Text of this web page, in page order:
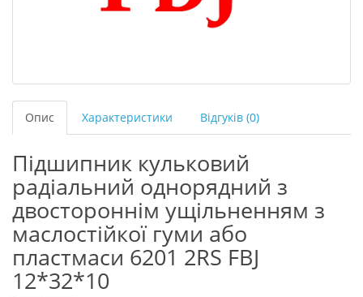
Опис Характеристики Відгуків (0)
Підшипник кульковий
радіальний однорядний з
двостороннім ущільненням з
маслостійкої гуми або
пластмаси 6201 2RS FBJ
12*32*10